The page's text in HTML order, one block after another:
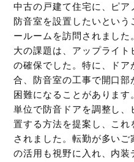
中古の戸建て住宅に、ピア
防音室を設置したいという
ールームを訪問されまし
大の課題は、アップライ
の確保でした。特に、ド
合、防音室の工事で開口
困難になることがあります
単位で防音ドアを調整し
置する方法を提案し、こ
されました。転勤が多い
の活用も視野に入れ、内